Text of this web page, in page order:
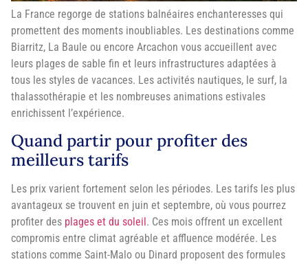
La France regorge de stations balnéaires enchanteresses qui
promettent des moments inoubliables. Les destinations comme
Biarritz, La Baule ou encore Arcachon vous accueillent avec
leurs plages de sable fin et leurs infrastructures adaptées à
tous les styles de vacances. Les activités nautiques, le surf, la
thalassothérapie et les nombreuses animations estivales
enrichissent l’expérience.
Quand partir pour profiter des
meilleurs tarifs
Les prix varient fortement selon les périodes. Les tarifs les plus
avantageux se trouvent en juin et septembre, où vous pourrez
profiter des plages et du soleil . Ces mois offrent un excellent
compromis entre climat agréable et affluence modérée. Les
stations comme Saint-Malo ou Dinard proposent des formules